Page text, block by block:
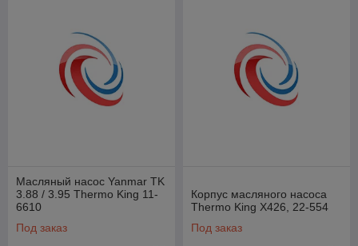
Масляный насос Yanmar TK
3.88 / 3.95 Thermo King 11-
6610
Под заказ
Корпус масляного насоса
Thermo King X426, 22-554
Под заказ